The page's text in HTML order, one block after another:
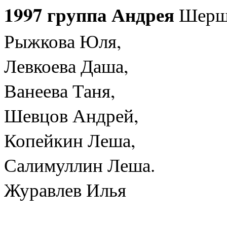
1997 группа Андрея
Рыжкова Юля,
Левкоева Даша,
Ванеева Таня,
Шевцов Андрей,
Копейкин Леша,
Салимуллин Леша.
Журавлев Илья